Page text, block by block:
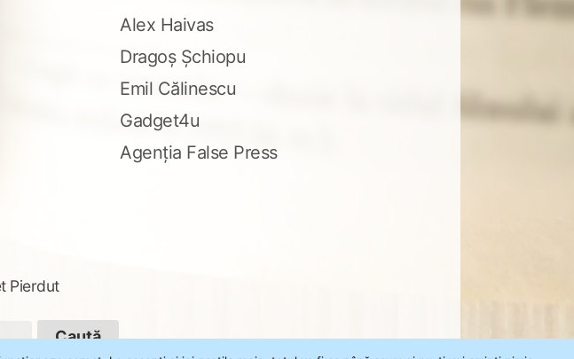
Alex Haivas
Dragoș Șchiopu
Emil Călinescu
Gadget4u
Agenția False Press
Pierdut